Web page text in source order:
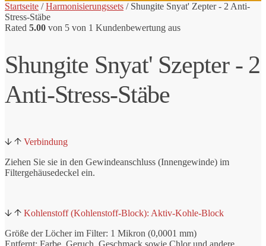
Startseite /Harmonisierungssets / Shungite Snyat' Zepter - 2 Anti-
Stress-Stäbe
Rated 5.00 von 5 von 1 Kundenbewertung aus
Shungite Snyat' Szepter - 2
Anti-Stress-Stäbe
Verbindung
Ziehen Sie sie in den Gewindeanschluss (Innengewinde) im
Filtergehäusedeckel ein.
Kohlenstoff (Kohlenstoff-Block): Aktiv-Kohle-Block
Größe der Löcher im Filter: 1 Mikron (0,0001 mm)
Entfernt: Farbe, Geruch, Geschmack sowie Chlor und andere